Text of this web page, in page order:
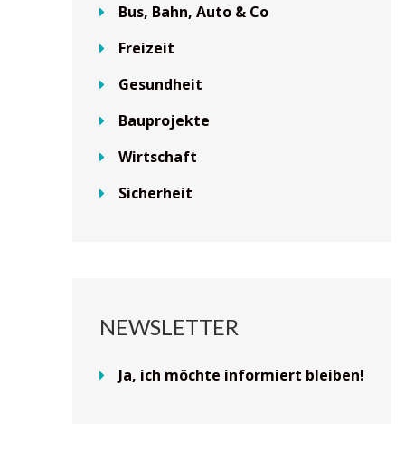
Bus, Bahn, Auto & Co
Freizeit
Gesundheit
Bauprojekte
Wirtschaft
Sicherheit
NEWSLETTER
Ja, ich möchte informiert bleiben!